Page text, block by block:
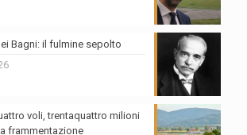
Bagni: il fulmine sepolto
voli, trentaquattro milioni
frammentazione